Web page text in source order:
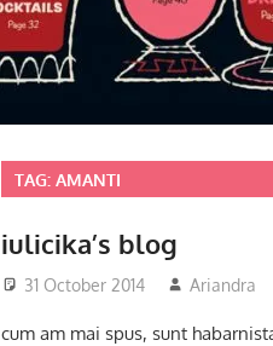
TAG:AMANTI
iulicika’s blog
31 October 2014 Ariandra
cum am mai spus, sunt